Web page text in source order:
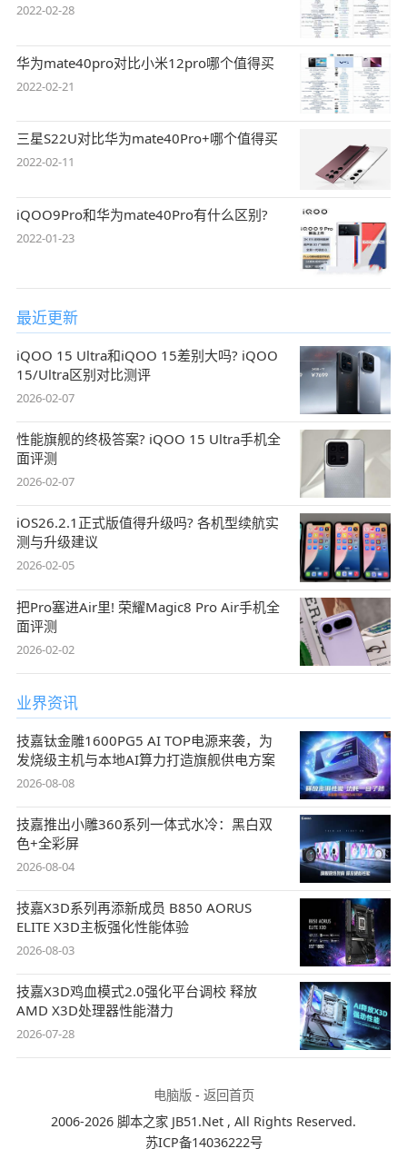
2022-02-28
华为mate40pro对比小米12pro哪个值得买
2022-02-21
三星S22U对比华为mate40Pro+哪个值得买
2022-02-11
iQOO9Pro和华为mate40Pro有什么区别?
2022-01-23
最近更新
iQOO 15 Ultra和iQOO 15差别大吗? iQOO
15/Ultra区别对比测评
2026-02-07
性能旗舰的终极答案? iQOO 15 Ultra手机全
面评测
2026-02-07
iOS26.2.1正式版值得升级吗? 各机型续航实
测与升级建议
2026-02-05
把Pro塞进Air里! 荣耀Magic8 Pro Air手机全
面评测
2026-02-02
业界资讯
技嘉钛金雕1600PG5 AI TOP电源来袭，为
发烧级主机与本地AI算力打造旗舰供电方案
2026-08-08
技嘉推出小雕360系列一体式水冷：黑白双
色+全彩屏
2026-08-04
技嘉X3D系列再添新成员 B850 AORUS
ELITE X3D主板强化性能体验
2026-08-03
技嘉X3D鸡血模式2.0强化平台调校 释放
AMD X3D处理器性能潜力
2026-07-28
电脑版- 返回首页
2006-2026 脚本之家 JB51.Net , All Rights Reserved.
苏ICP备14036222号